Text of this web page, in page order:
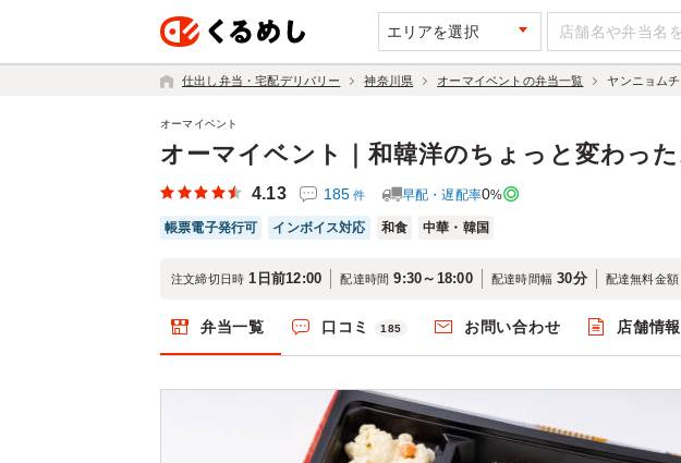
エリアを選択
仕出し弁当・宅配デリバリー 神奈川県 オーマイベントの弁当一覧 ヤンニョム
オーマイベント｜和韓洋のちょっと変わっ
オーマイベント
4.13 185 件 早配・遅配率0%
帳票電子発行可 インボイス対応 和食 中華・韓国
注文締切日時 1日前12:00 配達時間 9:30～18:00 配達時間幅 30分 配達無料金額
弁当一覧 口コミ 185 お問い合わせ 店舗情報